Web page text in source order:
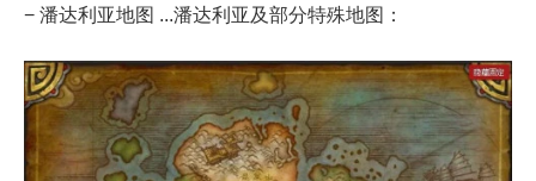
− 潘达利亚地图 ...潘达利亚及部分特殊地图：